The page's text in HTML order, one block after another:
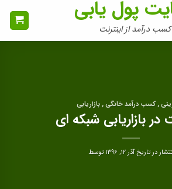
پول یابی
درآمد از اینترنت
, کسب درآمد خانگی , بازاریابی
در بازاریابی شبکه ای
در تاریخآذر ۱۲, ۱۳۹۶ توسط